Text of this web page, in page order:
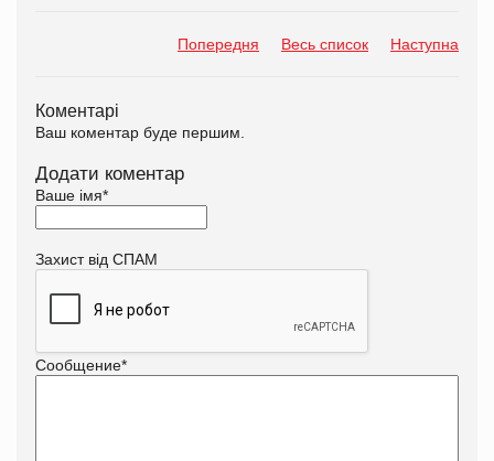
Попередня Весь список Наступна
Коментарі
Ваш коментар буде першим.
Додати коментар
Ваше імя*
Захист від СПАМ
Сообщение*